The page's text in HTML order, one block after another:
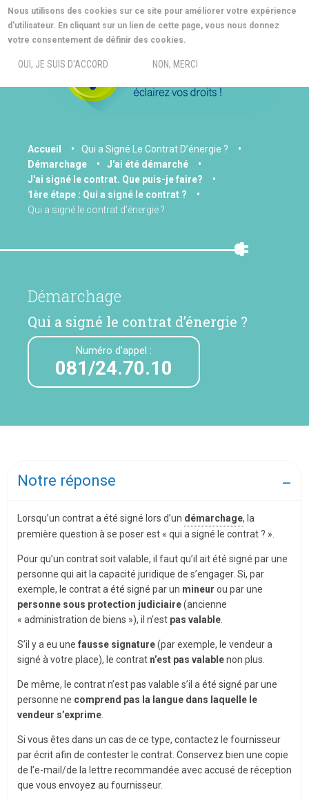
Nous utilisons des cookies sur ce site pour améliorer votre expérience
d'utilisateur. En cliquant sur un lien de cette page, vous nous donnez
votre consentement de définir des cookies.
OUI, JE SUIS D'ACCORD NON, MERCI
Aller
au
contenu
MENU
You
are
here
Accueil
Qui a Signé Le Contrat D’énergie ?
Démarchage
J'ai été démarché
J'ai signé le contrat. Que puis-je faire?
1ère étape : Qui a signé le contrat ?
Qui a signé le contrat d’énergie ?
Démarchage
Qui a signé le contrat d’énergie ?
Numéro d’appel :
081/24.70.10
Notre réponse
Lorsqu’un contrat a été signé lors d’un démarchage, la
première question à se poser est « qui a signé le contrat ? ».
Pour qu’un contrat soit valable, il faut qu’il ait été signé par une
personne qui ait la capacité juridique de s’engager. Si, par
exemple, le contrat a été signé par un mineur ou par une
personne sous protection judiciaire(ancienne
« administration de biens »), il n’est pas valable
S’il y a eu une fausse signature(par exemple, le vendeur a
signé à votre place), le contrat n’est pas valablenon plus.
De même, le contrat n’est pas valable s’il a été signé par une
personne ne comprend pas la langue dans laquelle le
vendeur s’exprime
Si vous êtes dans un cas de ce type, contactez le fournisseur
par écrit afin de contester le contrat. Conservez bien une copie
de l’e-mail/de la lettre recommandée avec accusé de réception
que vous envoyez au fournisseur.